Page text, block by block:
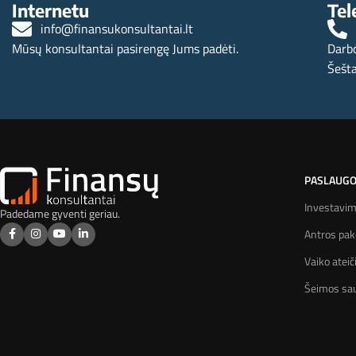
Internetu
info@finansukonsultantai.lt
Mūsų konsultantai pasirengę Jums padėti.
Padedame gyventi geriau.
Antros
Vaiko
Šeimos